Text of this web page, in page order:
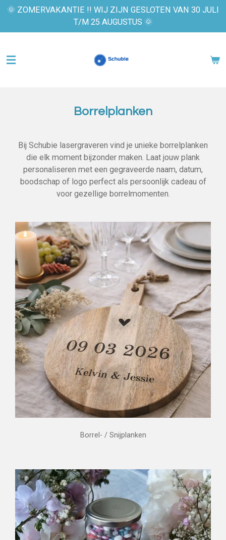
Ga
naar
hoofdinhoud
🌞 ZOMERVAKANTIE !! WIJ ZIJN GESLOTEN VAN 30 JULI
T/M 25 AUGUSTUS 🌞
Borrelplanken
Bij Schubie lasergraveren vind je unieke borrelplanken
die elk moment bijzonder maken. Laat jouw plank
personaliseren met een gegraveerde naam, datum,
boodschap of logo perfect als persoonlijk cadeau of
voor gezellige borrelmomenten.
Borrel- / Snijplanken